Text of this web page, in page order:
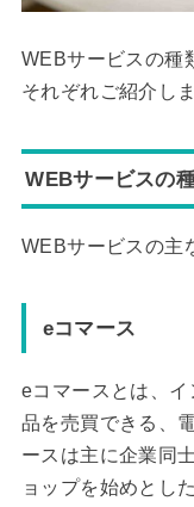
WEBサービスの種
それぞれご紹介しま
WEBサービスの
WEBサービスの主
eコマース
eコマースとは、
品を売買できる、
ースは主に企業同
ョップを始めとし